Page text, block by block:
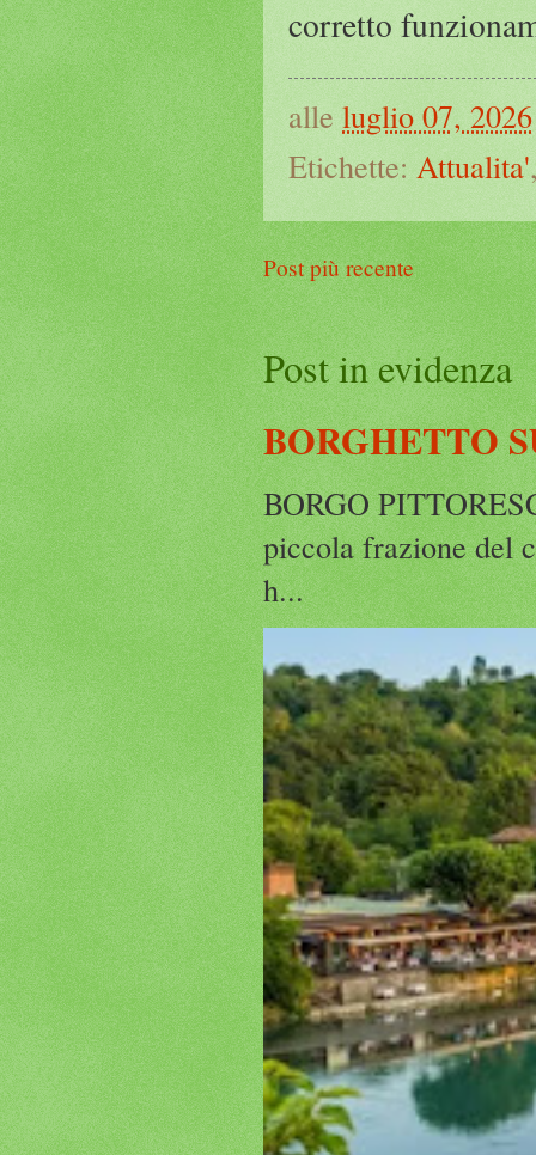
corretto
alle luglio 07, 2026
Etichette: Attualita'
Post più recente
Post in evidenza
BORGHETTO
BORGO
piccola frazione del
h...